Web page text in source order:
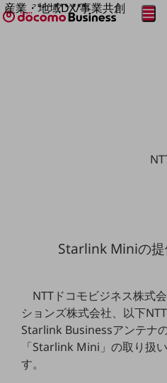
産業・地域DX/事業共創
OPEN HUB for Plural Futures
産業・地域DXプラットフォーマーとして
Smart Mobility
Smart Worksite
地域社会を支える皆さまと地域課題の解決や
地域経済のさらなる活性化に取り組みます
自治体・地域社会との共創
LGPF(Local Government Platform)
メ
開く
Starlink Miniの提
NTTドコモビジネス株式
ションズ株式会社、以下
Starlink Businessアンテナ
「Starlink Mini」の取り扱
す。